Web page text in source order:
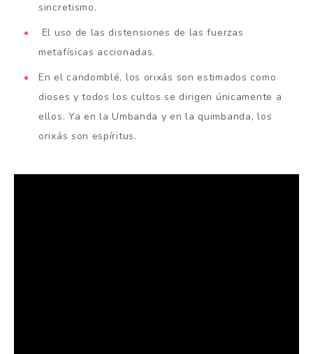
sincretismo.
El uso de las distensiones de las fuerzas
metafísicas accionadas.
En el candomblé, los orixás son estimados como
dioses y todos los cultos se dirigen únicamente a
ellos. Ya en la Umbanda y en la quimbanda, los
orixás son espíritus.